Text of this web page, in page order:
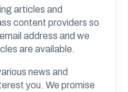
articles and
content providers so
address and we
are available.
news and
you. We promise